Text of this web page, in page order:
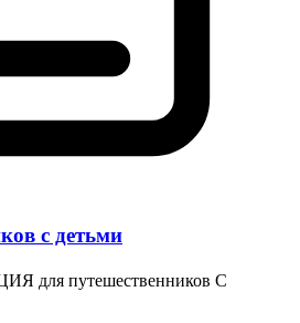
с детьми
для путешественников С